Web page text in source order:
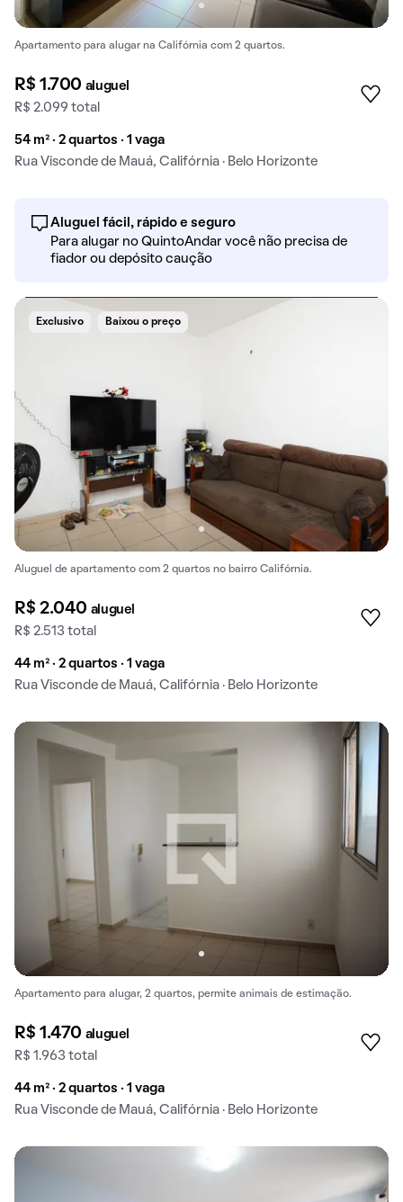
Apartamento para alugar na Califórnia com 2 quartos.
R$ 1.700 aluguel
R$ 2.099 total
54 m² · 2 quartos · 1 vaga
Rua Visconde de Mauá, Califórnia · Belo Horizonte
Aluguel fácil, rápido e seguro
Para alugar no QuintoAndar você não precisa de
fiador ou depósito caução
Exclusivo Baixou o preço
Aluguel de apartamento com 2 quartos no bairro Califórnia.
R$ 2.040 aluguel
R$ 2.513 total
44 m² · 2 quartos · 1 vaga
Rua Visconde de Mauá, Califórnia · Belo Horizonte
Apartamento para alugar, 2 quartos, permite animais de estimação.
R$ 1.470 aluguel
R$ 1.963 total
44 m² · 2 quartos · 1 vaga
Rua Visconde de Mauá, Califórnia · Belo Horizonte